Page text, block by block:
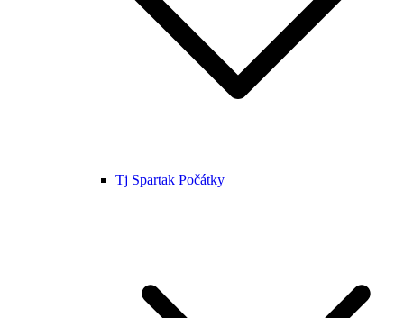
Tj Spartak Počátky